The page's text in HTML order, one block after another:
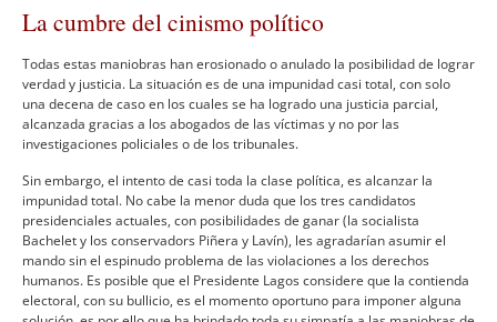
La cumbre del cinismo polí­tico
Todas estas maniobras han erosionado o anulado la posibilidad de lograr
verdad y justicia. La situación es de una impunidad casi total, con solo
una decena de caso en los cuales se ha logrado una justicia parcial,
alcanzada gracias a los abogados de las ví­ctimas y no por las
investigaciones policiales o de los tribunales.
Sin embargo, el intento de casi toda la clase polí­tica, es alcanzar la
impunidad total. No cabe la menor duda que los tres candidatos
presidenciales actuales, con posibilidades de ganar (la socialista
Bachelet y los conservadors Piñera y Laví­n), les agradarí­an asumir el
mando sin el espinudo problema de las violaciones a los derechos
humanos. Es posible que el Presidente Lagos considere que la contienda
electoral, con su bullicio, es el momento oportuno para imponer alguna